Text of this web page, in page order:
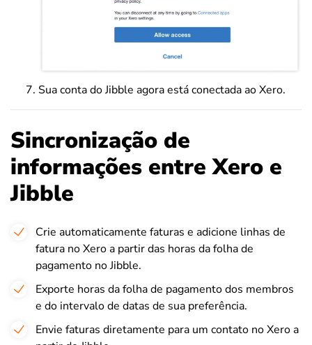
Sua conta do Jibble agora está conectada ao Xero.
Sincronização de
informações entre Xero e
Jibble
Crie automaticamente faturas e adicione linhas de
fatura no Xero a partir das horas da folha de
pagamento no Jibble.
Exporte horas da folha de pagamento dos membros
e do intervalo de datas de sua preferência.
Envie faturas diretamente para um contato no Xero a